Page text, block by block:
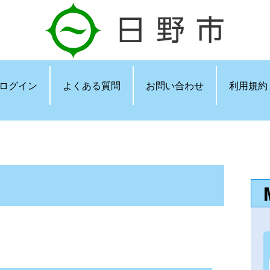
グイン よくある質問 お問い合わせ 利用規約